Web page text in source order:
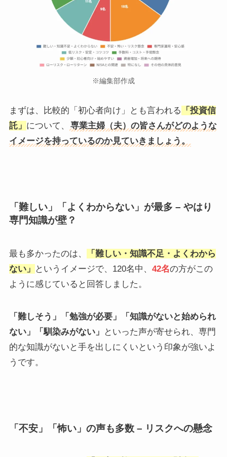
※編集部作成
まずは、比較的「初心者向け」とも言われる
「投資信
託」 について、
専業主婦（夫）の皆さんがどのような
イメージを持っているのか見ていきましょう。
「難しい」「よくわからない」が最多 – やはり
専門知識が壁？
最も多かったのは、
「難しい・知識不足・よくわから
ない」
というイメージで、120名中、 42名の方がこの
ように感じていると回答しました。
「難しそう」「勉強が必要」「知識がないと始められ
ない」「馴染みがない」
といった声が寄せられ、専門
的な知識がないと手を出しにくいという印象が強いよ
うです。
「不安」「怖い」の声も多数 – リスクへの懸念